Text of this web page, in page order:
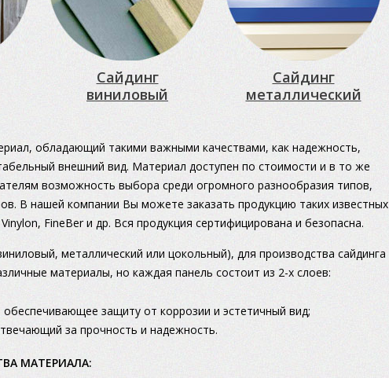
Сайдинг
виниловый
Сайдинг
металлический
обладающий такими важными качествами, как надежность,
внешний вид. Материал доступен по стоимости и в то же
возможность выбора среди огромного разнообразия типов,
В нашей компании Вы можете заказать продукцию таких известных
FineBer и др. Вся продукция сертифицирована и безопасна.
металлический или цокольный), для производства сайдинга
материалы, но каждая панель состоит из 2-х слоев:
защиту от коррозии и эстетичный вид;
за прочность и надежность.
МАТЕРИАЛА: